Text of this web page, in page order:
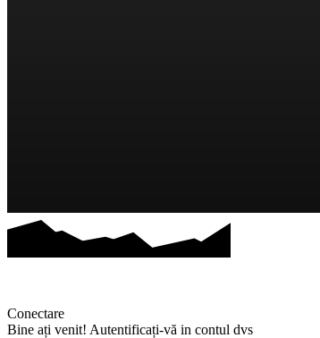
Conectare
Bine ați venit! Autentificați-vă in contul dvs